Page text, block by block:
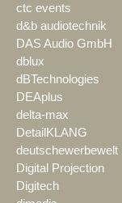
ctc events
d&b audiotechnik
DAS Audio GmbH
dblux
dBTechnologies
DEAplus
delta-max
DetailKLANG
deutschewerbewelt
Digital Projection
Digitech